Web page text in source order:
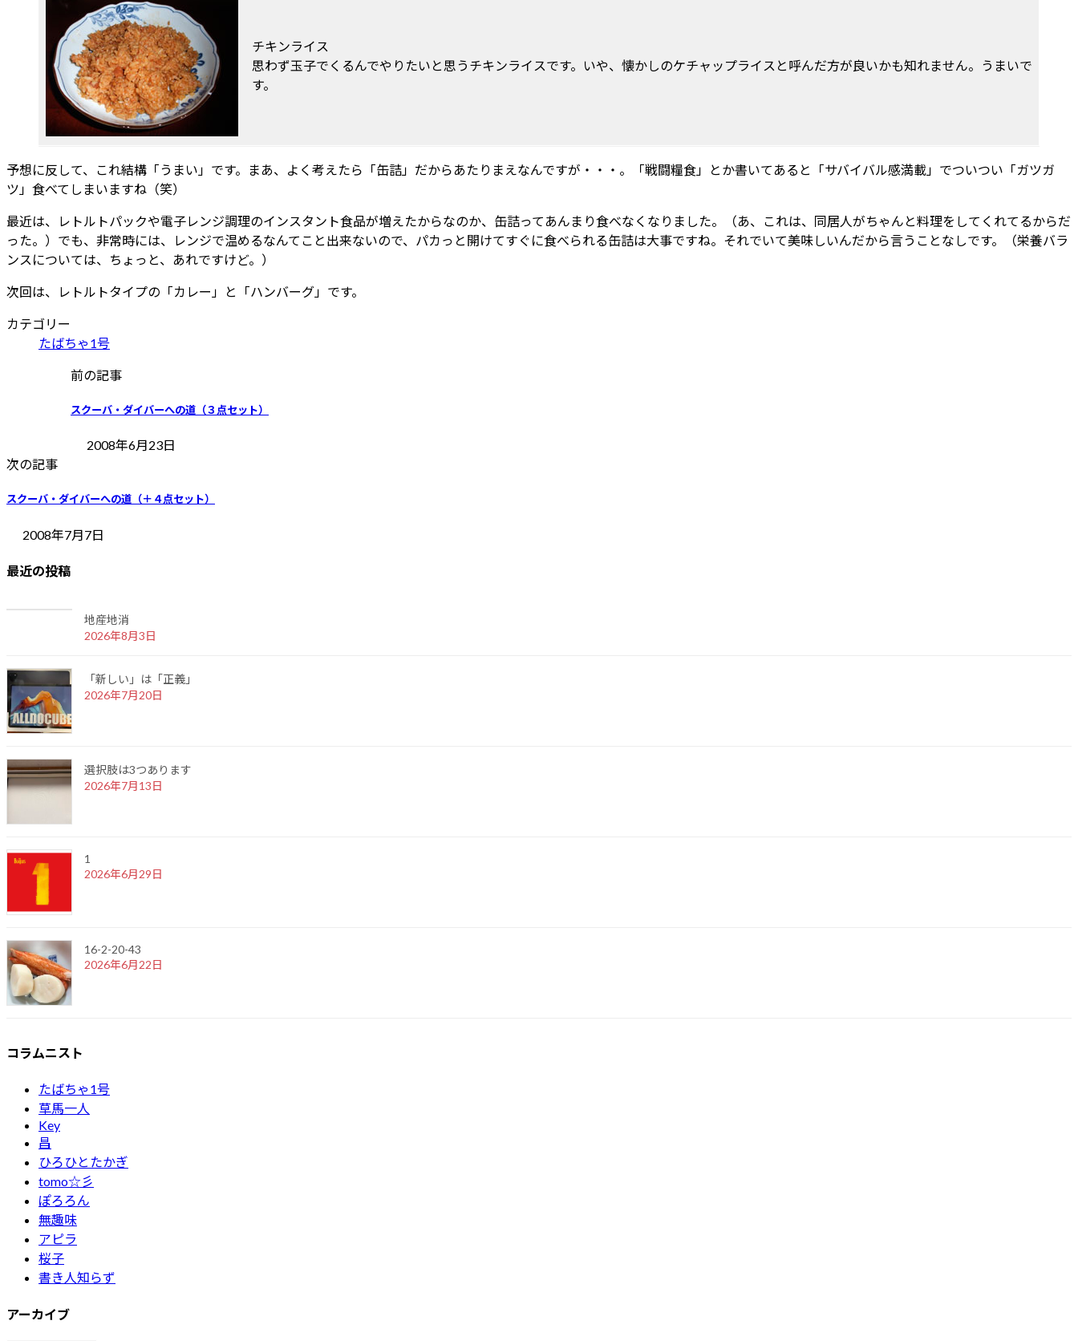
チキンライス
思わず玉子でくるんでやりたいと思うチキンライスです。いや、懐かしのケチャップライスと呼んだ方が良いかも知れません。うまいで
す。
予想に反して、これ結構「うまい」です。まあ、よく考えたら「缶詰」だからあたりまえなんですが・・・。「戦闘糧食」とか書いてあると「サバイバル感満載」でついつい「ガツガ
ツ」食べてしまいますね（笑）
最近は、レトルトパックや電子レンジ調理のインスタント食品が増えたからなのか、缶詰ってあんまり食べなくなりました。（あ、これは、同居人がちゃんと料理をしてくれてるからだ
った。）でも、非常時には、レンジで温めるなんてこと出来ないので、パカっと開けてすぐに食べられる缶詰は大事ですね。それでいて美味しいんだから言うことなしです。（栄養バラ
ンスについては、ちょっと、あれですけど。）
次回は、レトルトタイプの「カレー」と「ハンバーグ」です。
カテゴリー
たばちゃ1号
前の記事
スクーバ・ダイバーへの道（３点セット）
2008年6月23日
次の記事
スクーバ・ダイバーへの道（＋４点セット）
2008年7月7日
最近の投稿
地産地消
2026年8月3日
「新しい」は「正義」
2026年7月20日
選択肢は3つあります
2026年7月13日
1
2026年6月29日
16-2-20-43
2026年6月22日
コラムニスト
たばちゃ1号
草馬一人
Key
昌
ひろひとたかぎ
tomo☆彡
ぽろろん
無趣味
アピラ
桜子
書き人知らず
アーカイブ